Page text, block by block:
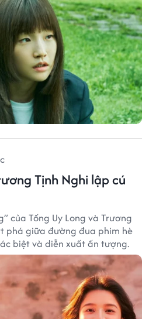
Tịnh Nghi lập cú
của Tống Uy Long và Trương
phá giữa đường đua phim hè
biệt và diễn xuất ấn tượng.